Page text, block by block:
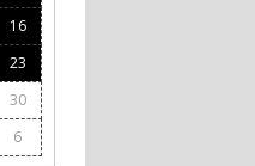
16
23
30
6